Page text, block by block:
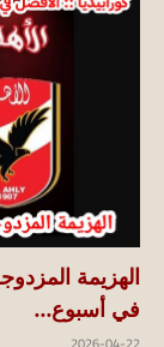
الهزيمة
في أسبوع...